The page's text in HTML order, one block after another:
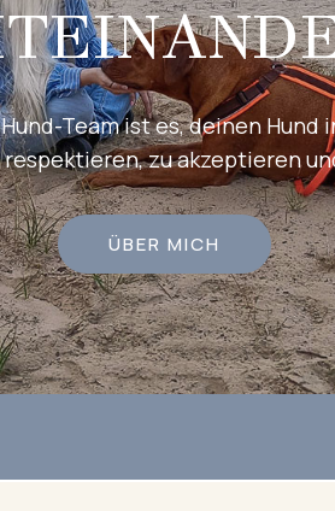
Team ist es, deinen Hund
zu akzeptieren
ÜBER MICH